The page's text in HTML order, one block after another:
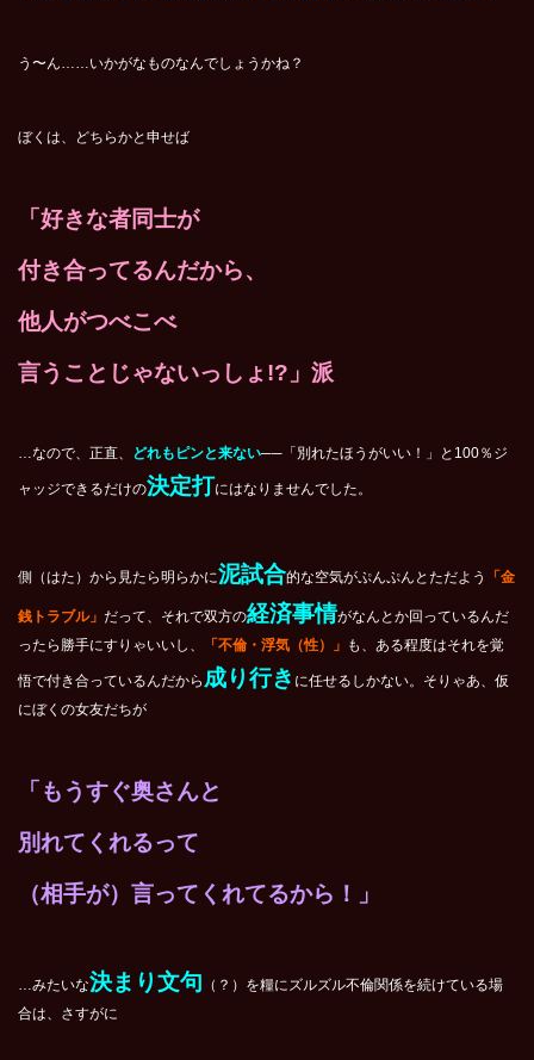
う〜ん……いかがなものなんでしょうかね？
ぼくは、どちらかと申せば
「好きな者同士が
付き合ってるんだから、
他人がつべこべ
言うことじゃないっしょ!?」派
…なので、正直、 どれもピンと来ない──「別れたほうがいい！」と100％ジ
ャッジできるだけの決定打にはなりませんでした。
側（はた）から見たら明らかに泥試合的な空気がぷんぷんとただよう 「金
銭トラブル」 だって、それで双方の経済事情がなんとか回っているんだ
ったら勝手にすりゃいいし、
「不倫・浮気（性）」 も、ある程度はそれを覚
悟で付き合っているんだから 成り行き に任せるしかない。そりゃあ、仮
にぼくの女友だちが
「もうすぐ奥さんと
別れてくれるって
（相手が）言ってくれてるから！」
…みたいな決まり文句 （？）を糧にズルズル不倫関係を続けている場
合は、さすがに